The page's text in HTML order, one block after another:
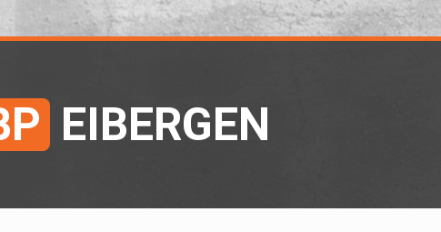
EIBERGEN